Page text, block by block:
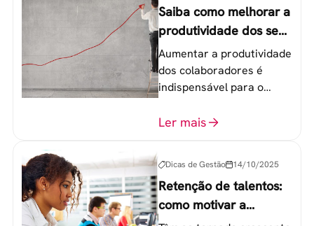
Saiba como melhorar a
produtividade dos seus
colaboradores
Aumentar a produtividade
dos colaboradores é
indispensável para o
equipe de trabalho. 6
Ler mais
Dicas de Gestão 14/10/2025
Retenção de talentos:
como motivar a